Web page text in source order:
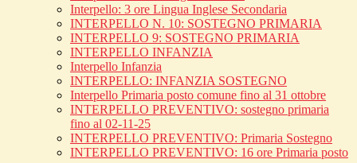
Interpello: 3 ore Lingua Inglese Secondaria
INTERPELLO N. 10: SOSTEGNO PRIMARIA
INTERPELLO 9: SOSTEGNO PRIMARIA
INTERPELLO INFANZIA
Interpello Infanzia
INTERPELLO: INFANZIA SOSTEGNO
Interpello Primaria posto comune fino al 31 ottobre
INTERPELLO PREVENTIVO: sostegno primaria
fino al 02-11-25
INTERPELLO PREVENTIVO: Primaria Sostegno
INTERPELLO PREVENTIVO: 16 ore Primaria posto